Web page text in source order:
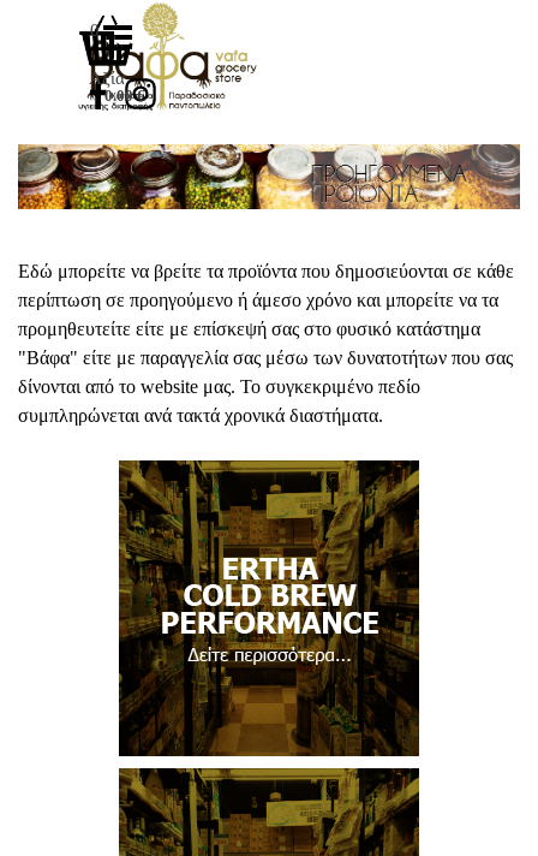
Μετάβαση στο περιεχόμενο
0
Αξία
0.00 €
Παράλειψη μενού
Εδώ μπορείτε να βρείτε τα προϊόντα που δημοσιεύονται σε κάθε
περίπτωση σε προηγούμενο ή άμεσο χρόνο και μπορείτε να τα
προμηθευτείτε είτε με επίσκεψή σας στο φυσικό κατάστημα
"Βάφα" είτε με παραγγελία σας μέσω των δυνατοτήτων που σας
δίνονται από το website μας. Το συγκεκριμένο πεδίο
συμπληρώνεται ανά τακτά χρονικά διαστήματα.
Δείτε περισσότερα...
Δείτε περισσότερα...